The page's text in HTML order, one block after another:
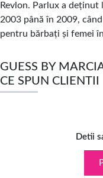
Revlon. Parlux a deținut
2003 până în 2009,
pentru bărbați și femei
GUESS BY
CE SPUN CLIENTII
Detii